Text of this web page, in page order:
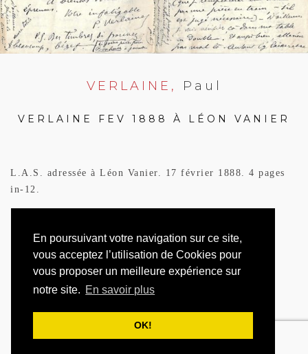
En poursuivant votre navigation sur ce site,
vous acceptez l’utilisation de Cookies pour
vous proposer un meilleure expérience sur
notre site. En savoir plus
OK!
VERLAINE, Paul
VERLAINE FEV 1888 À LÉON VANIER
L.A.S. adressée à Léon Vanier. 17 février 1888. 4 pages
in-12.
CONTACTEZ NOUS
RESERVER